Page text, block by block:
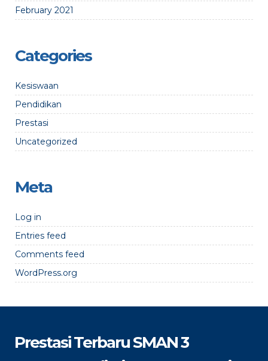
February 2021
Categories
Kesiswaan
Pendidikan
Prestasi
Uncategorized
Meta
Log in
Entries feed
Comments feed
WordPress.org
Prestasi Terbaru SMAN 3